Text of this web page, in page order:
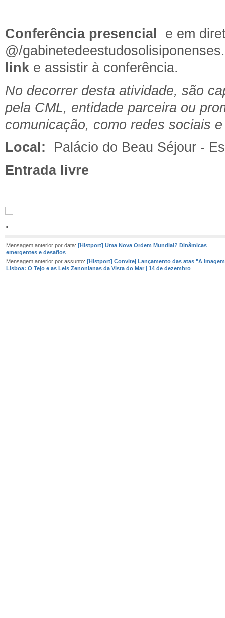
Conferência presencial
e em
@/
link e assistir à conferência.
No decorrer desta atividade, são
pela CML, entidade parceira ou
comunicação, como redes sociais
Local:
Palácio do Beau Séjour -
Entrada livre
Mensagem anterior por data: [Histport] Uma Nova Ordem Mundial? Dinâmicas
emergentes e desafios
Mensagem anterior por assunto: [Histport] Convite| Lançamento das atas "A
Lisboa: O Tejo e as Leis Zenonianas da Vista do Mar | 14 de dezembro